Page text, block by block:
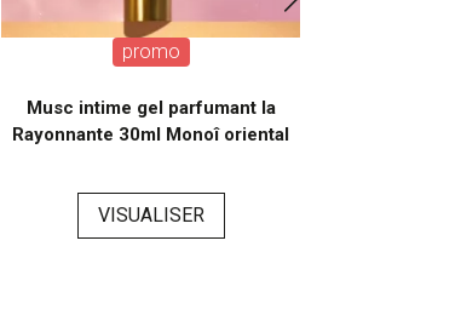
promo
Musc intime gel parfumant la
Rayonnante 30ml Monoî oriental
VISUALISER